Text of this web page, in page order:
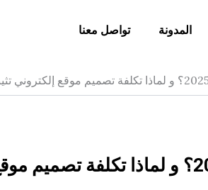
المدونة تواصل معنا
ما هي تكلفة إنشاء موقع إلكتروني في مصر 2025؟ و لماذا تكلفة تصميم